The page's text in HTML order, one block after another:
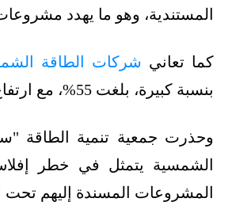
المستندية، وهو ما يهدد
كما تعاني شركات الطاقة
بنسبة كبيرة، بلغت 55%، مع ارتفاع أسعار الدولار مقابل الجنيه المصري.
وحذرت جمعية تنمية الطاقة
الشمسية يتمثل في خطر
المشروعات المسندة إليهم تحت